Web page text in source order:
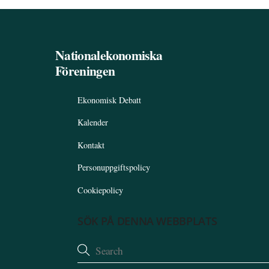
Nationalekonomiska
Föreningen
Ekonomisk Debatt
Kalender
Kontakt
Personuppgiftspolicy
Cookiepolicy
SÖK PÅ DENNA WEBBPLATS